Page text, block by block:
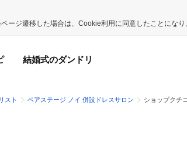
ージ遷移した場合は、Cookie利用に同意したことになり
結婚式のダンドリ
スト ペアステージ ノイ 併設ドレスサロン ショップクチ